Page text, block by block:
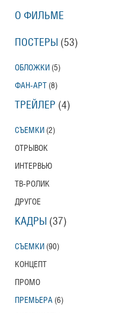
О ФИЛЬМЕ
ПОСТЕРЫ (53)
ОБЛОЖКИ (5)
ФАН-АРТ (8)
ТРЕЙЛЕР (4)
СЪЕМКИ (2)
ОТРЫВОК
ИНТЕРВЬЮ
ТВ-РОЛИК
ДРУГОЕ
КАДРЫ (37)
СЪЕМКИ (90)
КОНЦЕПТ
ПРОМО
ПРЕМЬЕРА (6)